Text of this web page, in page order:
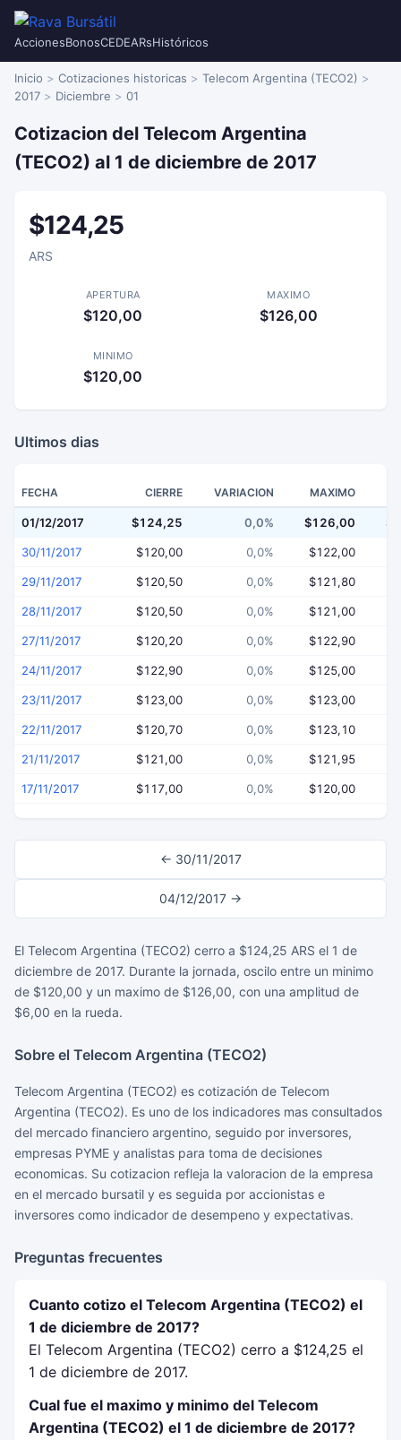
AccionesBonosCEDEARsHistóricos
Inicio Cotizaciones historicas
Telecom Argentina (TECO2)
2017
Diciembre 01
Cotizacion del Telecom Argentina
(TECO2) al 1 de diciembre de 2017
$124,25
ARS
APERTURA
$120,00
MAXIMO
$126,00
MINIMO
$120,00
Ultimos dias
FECHA CIERRE VARIACION MAXIMO
01/12/2017 $124,25 0,0% $126,00
30/11/2017 $120,00 0,0% $122,00
29/11/2017 $120,50 0,0% $121,80
28/11/2017 $120,50 0,0% $121,00
27/11/2017 $120,20 0,0% $122,90
24/11/2017 $122,90 0,0% $125,00
23/11/2017 $123,00 0,0% $123,00
22/11/2017 $120,70 0,0% $123,10
21/11/2017 $121,00 0,0% $121,95
17/11/2017 $117,00 0,0% $120,00
← 30/11/2017
04/12/2017 →
El Telecom Argentina (TECO2) cerro a $124,25 ARS el 1 de
diciembre de 2017. Durante la jornada, oscilo entre un minimo
de $120,00 y un maximo de $126,00, con una amplitud de
$6,00 en la rueda.
Sobre el Telecom Argentina (TECO2)
Telecom Argentina (TECO2) es cotización de Telecom
Argentina (TECO2). Es uno de los indicadores mas consultados
del mercado financiero argentino, seguido por inversores,
empresas PYME y analistas para toma de decisiones
economicas. Su cotizacion refleja la valoracion de la empresa
en el mercado bursatil y es seguida por accionistas e
inversores como indicador de desempeno y expectativas.
Preguntas frecuentes
Cuanto cotizo el Telecom Argentina (TECO2) el
1 de diciembre de 2017?
El Telecom Argentina (TECO2) cerro a $124,25 el
1 de diciembre de 2017.
Cual fue el maximo y minimo del Telecom
Argentina (TECO2) el 1 de diciembre de 2017?